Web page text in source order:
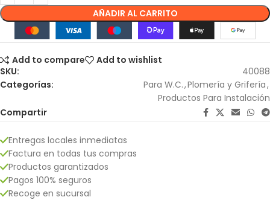
AÑADIR AL CARRITO
Add to compare
Add to wishlist
SKU:
40088
Categorías:
Para W.C.,Plomería y Grifería,
Productos Para Instalación
Compartir
Entregas locales inmediatas
Factura en todas tus compras
Productos garantizados
Pagos 100% seguros
Recoge en sucursal